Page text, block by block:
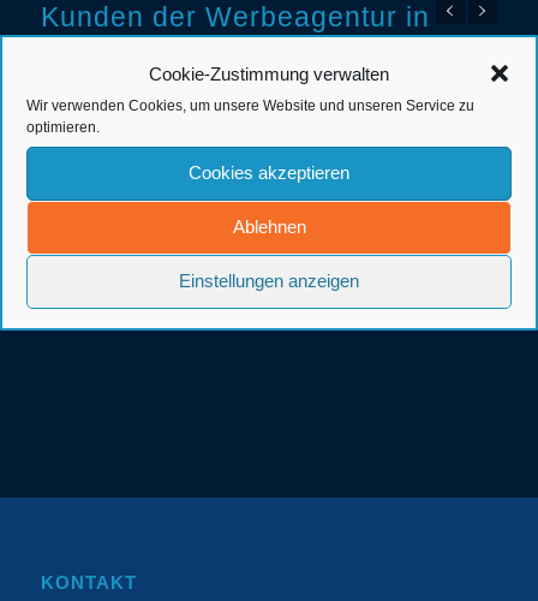
Cookie-Zustimmung verwalten
Wir verwenden Cookies, um unsere Website und unseren Service zu
optimieren.
Cookies akzeptieren
Ablehnen
Einstellungen anzeigen
Kunden der Werbeagentur in
KONTAKT